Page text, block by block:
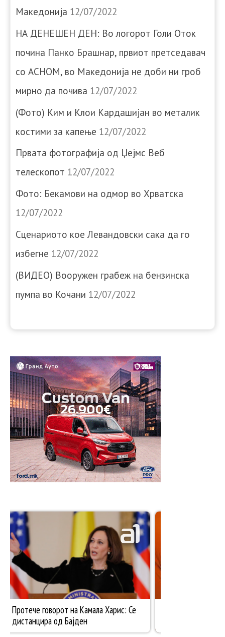
Македонија 12/07/2022
НА ДЕНЕШЕН ДЕН: Во логорот Голи Оток
почина Панко Брашнар, првиот претседавач
со АСНОМ, во Македонија не доби ни гроб
мирно да почива 12/07/2022
(Фото) Ким и Клои Кардашијан во металик
костими за капење 12/07/2022
Првата фотографија од Џејмс Веб
телескопот 12/07/2022
Фото: Бекамови на одмор во Хрватска
12/07/2022
Сценариото кое Левандовски сака да го
избегне 12/07/2022
(ВИДЕО) Вооружен грабеж на бензинска
пумпа во Кочани 12/07/2022